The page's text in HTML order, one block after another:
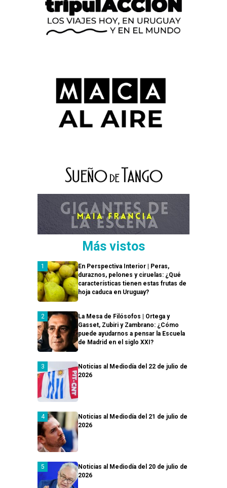
Más vistos
En Perspectiva Interior | Peras,
duraznos, pelones y ciruelas: ¿Qué
características tienen estas frutas de
hoja caduca en Uruguay?
La Mesa de Filósofos | Ortega y
Gasset, Zubiri y Zambrano: ¿Cómo
puede ayudarnos a pensar la Escuela
de Madrid en el siglo XXI?
Noticias al Mediodía del 22 de julio de
2026
Noticias al Mediodía del 21 de julio de
2026
Noticias al Mediodía del 20 de julio de
2026